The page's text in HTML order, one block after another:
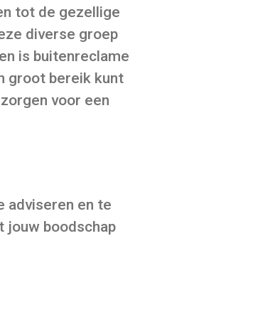
tot de gezellige
diverse groep
is buitenreclame
groot bereik kunt
voor een
adviseren en te
jouw boodschap